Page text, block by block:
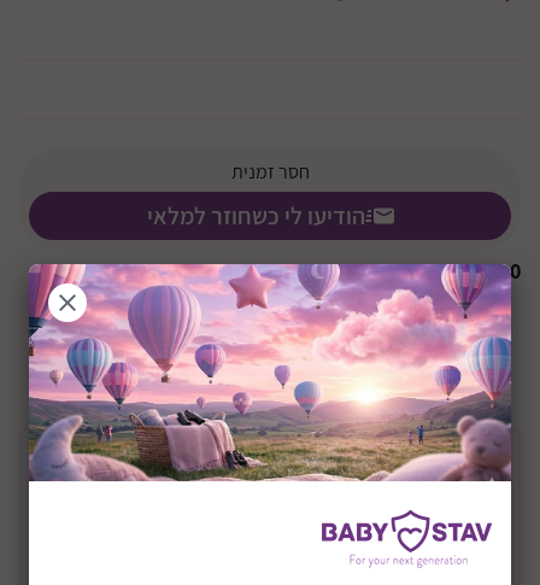
חסר זמנית
הודיעו לי כשחוזר למלאי
₪0
+36M שיתוף:
תיאור המוצר
חלילית לילדים דגם Recorder